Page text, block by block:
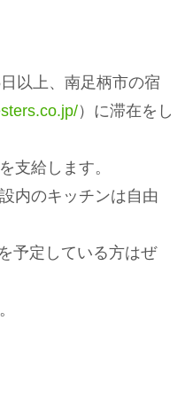
以上、南足柄市の宿
）に滞在をし
支給します。
内のキッチンは自由
予定している方はぜ